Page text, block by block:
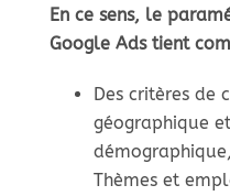
En ce sens, le
Google Ads tient
Des critères de
géographique
Thèmes et